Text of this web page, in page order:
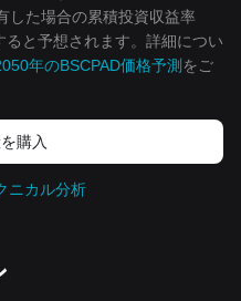
した場合の累積投資収益率
と予想されます。詳細につい
年のBSCPAD価格予測 をご
購入
ニカル分析